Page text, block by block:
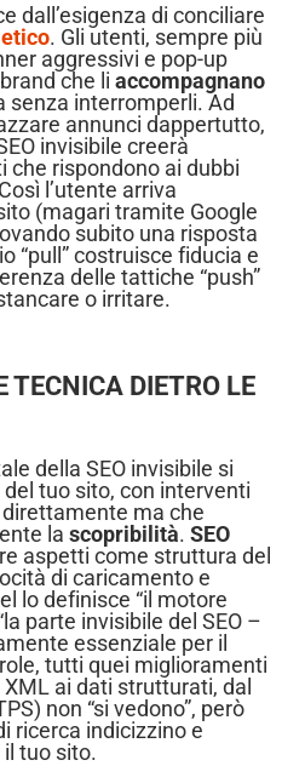
dall’esigenza di conciliare
. Gli utenti, sempre più
aggressivi e pop-up
che li accompagnano
senza interromperli. Ad
annunci dappertutto,
invisibile creerà
rispondono ai dubbi
l’utente arriva
(magari tramite Google
subito una risposta
“pull” costruisce fiducia e
delle tattiche “push”
o irritare.
DIETRO LE
della SEO invisibile si
del tuo sito, con interventi
ma che
la scopribilità. SEO
aspetti come struttura del
di caricamento e
lo definisce “il motore
parte invisibile del SEO –
essenziale per il
tutti quei miglioramenti
ai dati strutturati, dal
non “si vedono”, però
ricerca indicizzino e
tuo sito.